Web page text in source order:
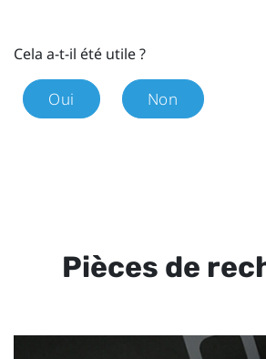
Cela a-t-il été utile ?
Oui Non
Pièces de